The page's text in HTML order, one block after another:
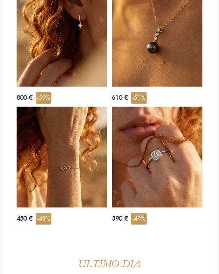
800 € -59% 610 € -51%
450 € -48% 390 € -49%
ÚLTIMO DÍA